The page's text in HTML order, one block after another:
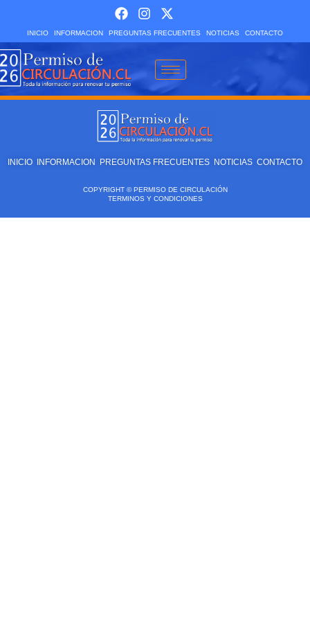
INICIO INFORMACION PREGUNTAS FRECUENTES NOTICIAS CONTACTO
INICIO INFORMACION PREGUNTAS FRECUENTES NOTICIAS CONTACTO
COPYRIGHT © PERMISO DE CIRCULACIÓN
TERMINOS Y CONDICIONES